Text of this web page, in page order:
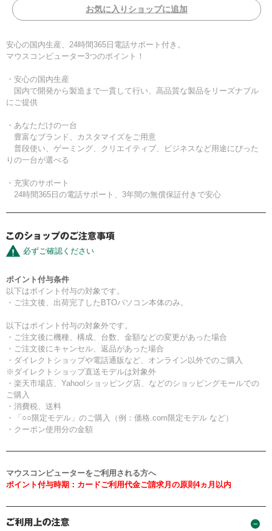
お気に入りショップに追加
安心の国内生産、24時間365日電話サポート付き。
マウスコンピューター3つのポイント！
・安心の国内生産
国内で開発から製造まで一貫して行い、高品質な製品をリーズナブル
にご提供
・あなただけの一台
豊富なブランド、カスタマイズをご用意
普段使い、ゲーミング、クリエイティブ、ビジネスなど用途にぴった
りの一台が選べる
・充実のサポート
24時間365日の電話サポート、3年間の無償保証付きで安心
必ずご確認ください
ポイント付与条件
以下はポイント付与の対象です。
・ご注文後、出荷完了したBTOパソコン本体のみ。
以下はポイント付与の対象外です。
・ご注文後に機種、構成、台数、金額などの変更があった場合
・ご注文後にキャンセル、返品があった場合
・ダイレクトショップや電話通販など、オンライン以外でのご購入
※ダイレクトショップ直送モデルは対象外
・楽天市場店、Yahoo!ショッピング店、などのショッピングモールでの
ご購入
・消費税、送料
・「○○限定モデル」のご購入（例：価格.com限定モデル など）
・クーポン使用分の金額
マウスコンピューターをご利用される方へ
ポイント付与時期：カードご利用代金ご請求月の原則4ヵ月以内